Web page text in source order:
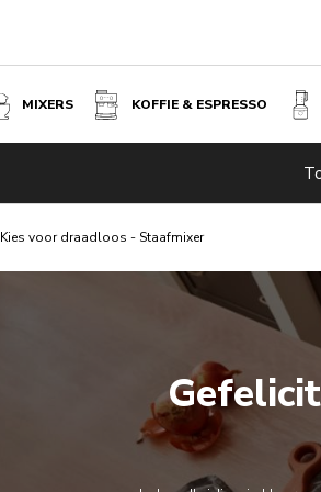
MIXERS KOFFIE & ESPRESSO
Kies voor draadloos - Staafmixer